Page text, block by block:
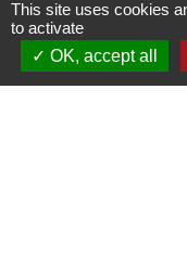
N° utiles
This site uses cookies
to activate
OK, accept all